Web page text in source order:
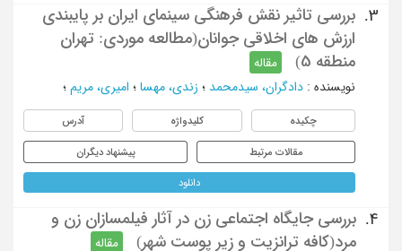
3.
بررسی تاثیر نقش فرهنگی سینمای ایران بر پایبندی
ارزش های اخلاقی جوانان(مطالعه موردی: تهران
منطقه 5)
مقاله
نویسنده : دادگران، سیدمحمد ؛ زندی، مهسا ؛ امیری، مریم ؛
چکیده کلیدواژه آدرس
مقالات مرتبط پیشنهاد دیگران
دانلود
4.
بررسی جایگاه اجتماعی زن در آثار فیلمسازان زن و
مرد(کافه ترانزیت و زیر پوست شهر)
مقاله